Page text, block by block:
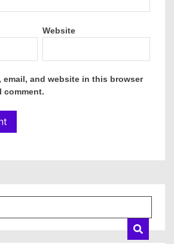
Website
email, and website in this browser
comment.